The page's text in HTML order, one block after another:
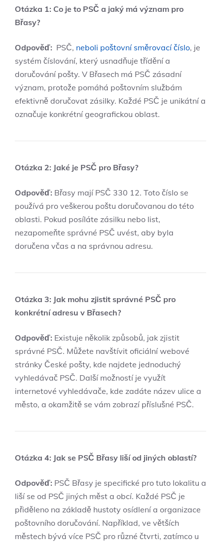
Otázka 1: Co ⁣je ‍to PSČ a jaký má význam pro
Břasy?
Odpověď: ⁣ PSČ, neboli poštovní směrovací číslo, je
systém číslování, který usnadňuje ‌třídění a
doručování pošty.⁣ V Břasech ⁤má ⁢PSČ ⁣zásadní
význam, protože pomáhá poštovním‍ službám
efektivně doručovat zásilky. Každé ‌PSČ je unikátní a
označuje konkrétní geografickou oblast.
Otázka⁤ 2: ​Jaké je PSČ pro‌ Břasy?
Odpověď: Břasy mají PSČ 330 12. Toto číslo ⁤se
používá ‍pro veškerou poštu doručovanou⁤ do této
oblasti. Pokud⁣ posíláte zásilku​ nebo list,‍
nezapomeňte správné PSČ uvést, aby byla
doručena včas⁣ a ⁢na správnou adresu.
Otázka 3: Jak mohu‍ zjistit správné⁣ PSČ⁤ pro
konkrétní adresu v Břasech?
Odpověď: Existuje několik způsobů,‍ jak zjistit
správné PSČ. Můžete navštívit oficiální webové
stránky České pošty, kde najdete ‍jednoduchý
vyhledávač PSČ. Další možností je ⁤využít
‍internetové vyhledávače, kde zadáte název ulice a
město, a ‍okamžitě⁢ se vám ‍zobrazí příslušné PSČ.
Otázka 4:‍ Jak se PSČ Břasy ⁤liší od jiných⁢ oblastí?
Odpověď: PSČ Břasy je specifické pro tuto lokalitu a
‌liší se od PSČ jiných měst a obcí. Každé⁢ PSČ​ je⁤
přiděleno⁢ na‍ základě hustoty osídlení a⁤ organizace‍
poštovního doručování. Například, ve větších
městech ⁤bývá více⁤ PSČ pro ⁣různé⁢ čtvrti,​ zatímco u